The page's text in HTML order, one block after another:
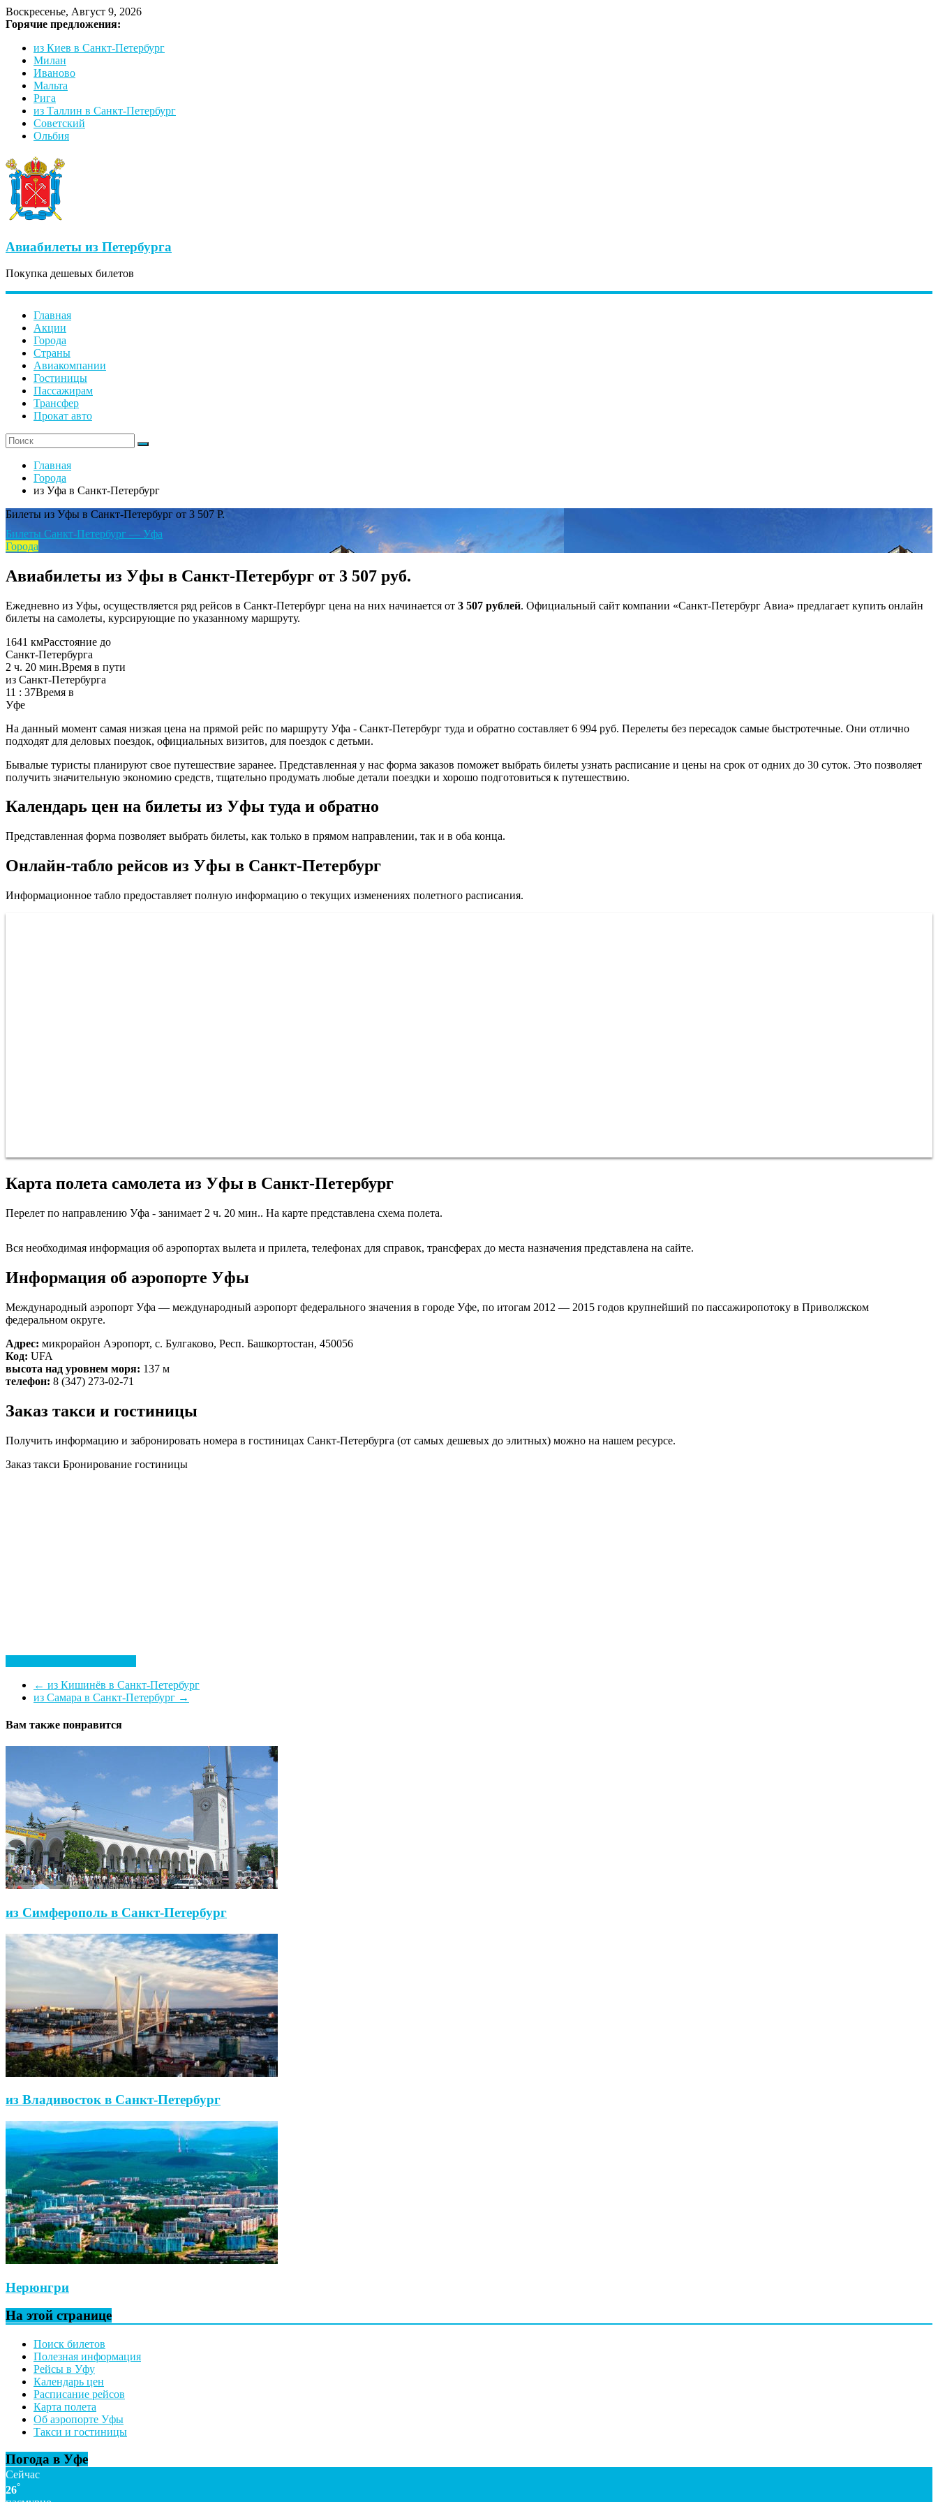
Воскресенье, Август 9, 2026
Горячие предложения:
из Киев в Санкт-Петербург
Милан
Иваново
Мальта
Рига
из Таллин в Санкт-Петербург
Советский
Ольбия
Авиабилеты из Петербурга
Покупка дешевых билетов
Главная
Акции
Города
Страны
Авиакомпании
Гостиницы
Пассажирам
Трансфер
Прокат авто
Главная
Города
из Уфа в Санкт-Петербург
Билеты из Уфы в Санкт-Петербург от 3 507 Р.
Билеты Санкт-Петербург — Уфа
Города
Авиабилеты из Уфы в Санкт-Петербург от 3 507 руб.
Ежедневно из Уфы, осуществляется ряд рейсов в Санкт-Петербург цена на них начинается от 3 507 рублей. Официальный сайт компании «Санкт-Петербург Авиа» предлагает купить онлайн
билеты на самолеты, курсирующие по указанному маршруту.
1641 кмРасстояние до
Санкт-Петербурга
2 ч. 20 мин.Время в пути
из Санкт-Петербурга
11 : 37Время в
Уфе
На данный момент самая низкая цена на прямой рейс по маршруту Уфа - Санкт-Петербург туда и обратно составляет 6 994 руб. Перелеты без пересадок самые быстротечные. Они отлично
подходят для деловых поездок, официальных визитов, для поездок с детьми.
Бывалые туристы планируют свое путешествие заранее. Представленная у нас форма заказов поможет выбрать билеты узнать расписание и цены на срок от одних до 30 суток. Это позволяет
получить значительную экономию средств, тщательно продумать любые детали поездки и хорошо подготовиться к путешествию.
Календарь цен на билеты из Уфы туда и обратно
Представленная форма позволяет выбрать билеты, как только в прямом направлении, так и в оба конца.
Онлайн-табло рейсов из Уфы в Санкт-Петербург
Информационное табло предоставляет полную информацию о текущих изменениях полетного расписания.
Карта полета самолета из Уфы в Санкт-Петербург
Перелет по направлению Уфа - занимает 2 ч. 20 мин.. На карте представлена схема полета.Санкт-Петербург
Вся необходимая информация об аэропортах вылета и прилета, телефонах для справок, трансферах до места назначения представлена на сайте.
Информация об аэропорте Уфы
Международный аэропорт Уфа — международный аэропорт федерального значения в городе Уфе, по итогам 2012 — 2015 годов крупнейший по пассажиропотоку в Приволжском
федеральном округе.
Адрес: микрорайон Аэропорт, с. Булгаково, Респ. Башкортостан, 450056
Код: UFA
высота над уровнем моря: 137 м
телефон: 8 (347) 273-02-71
Заказ такси и гостиницы
Получить информацию и забронировать номера в гостиницах Санкт-Петербурга (от самых дешевых до элитных) можно на нашем ресурсе.
Заказ такси Бронирование гостиницы
← из Кишинёв в Санкт-Петербург
из Самара в Санкт-Петербург →
Вам также понравится
из Симферополь в Санкт-Петербург
из Владивосток в Санкт-Петербург
Нерюнгри
На этой странице
Поиск билетов
Полезная информация
Рейсы в Уфу
Календарь цен
Расписание рейсов
Карта полета
Об аэропорте Уфы
Такси и гостиницы
Погода в Уфе
Сейчас
26°